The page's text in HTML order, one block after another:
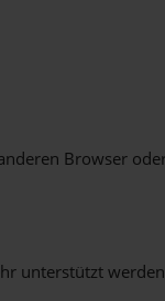
Browser
unterstützt